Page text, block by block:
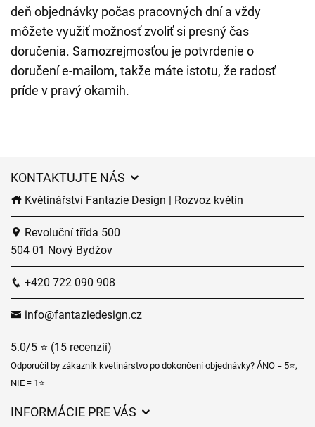
deň objednávky počas pracovných dní a vždy
môžete využiť možnosť zvoliť si presný čas
doručenia. Samozrejmosťou je potvrdenie o
doručení e-mailom, takže máte istotu, že radosť
príde v pravý okamih.
KONTAKTUJTE NÁS
Květinářství Fantazie Design | Rozvoz květin
Revoluční třída 500
504 01 Nový Bydžov
+420 722 090 908
info@fantaziedesign.cz
5.0/5 ⭐ (15 recenzií)
Odporučil by zákazník kvetinárstvo po dokončení objednávky? ÁNO = 5⭐,
NIE = 1⭐
INFORMÁCIE PRE VÁS